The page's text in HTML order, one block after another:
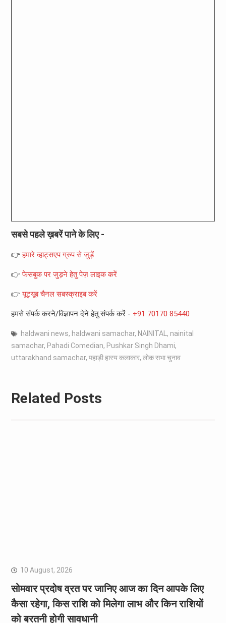
सबसे पहले ख़बरें पाने के लिए -
👉हमारे व्हाट्सएप ग्रुप से जुड़ें
👉फेसबुक पर जुड़ने हेतु पेज़ लाइक करें
👉यूट्यूब चैनल सबस्क्राइब करें
हमसे संपर्क करने/विज्ञापन देने हेतु संपर्क करें - +91 70170 85440
haldwani news, haldwani samachar, NAINITAL , nainital
samachar, Pahadi Comedian, Pushkar Singh Dhami,
uttarakhand samachar, पहाड़ी हास्य कलाकार, लोक सभा चुनाव
Related Posts
10 August, 2026
सोमवार प्रदोष व्रत पर जानिए आज का दिन आपके लिए
कैसा रहेगा, किस राशि को मिलेगा लाभ और किन राशियों
को बरतनी होगी सावधानी